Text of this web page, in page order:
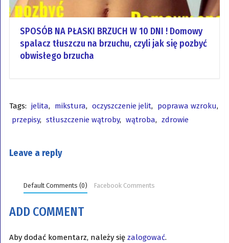
SPOSÓB NA PŁASKI BRZUCH W 10 DNI ! Domowy
spalacz tłuszczu na brzuchu, czyli jak się pozbyć
obwisłego brzucha
Tags: jelita, mikstura, oczyszczenie jelit, poprawa wzroku,
przepisy, stłuszczenie wątroby, wątroba, zdrowie
Leave a reply
Default Comments (0) Facebook Comments
ADD COMMENT
Aby dodać komentarz, należy się zalogować.